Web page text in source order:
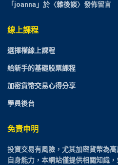
「 joanna 」於〈雜後談〉發佈留言
線上課程
選擇權線上課程
給新手的基礎股票課程
加密貨幣交易心得分享
學員後台
免責申明
投資交易有風險，尤其加密貨幣為
自身能力，本網站僅提供相關知識